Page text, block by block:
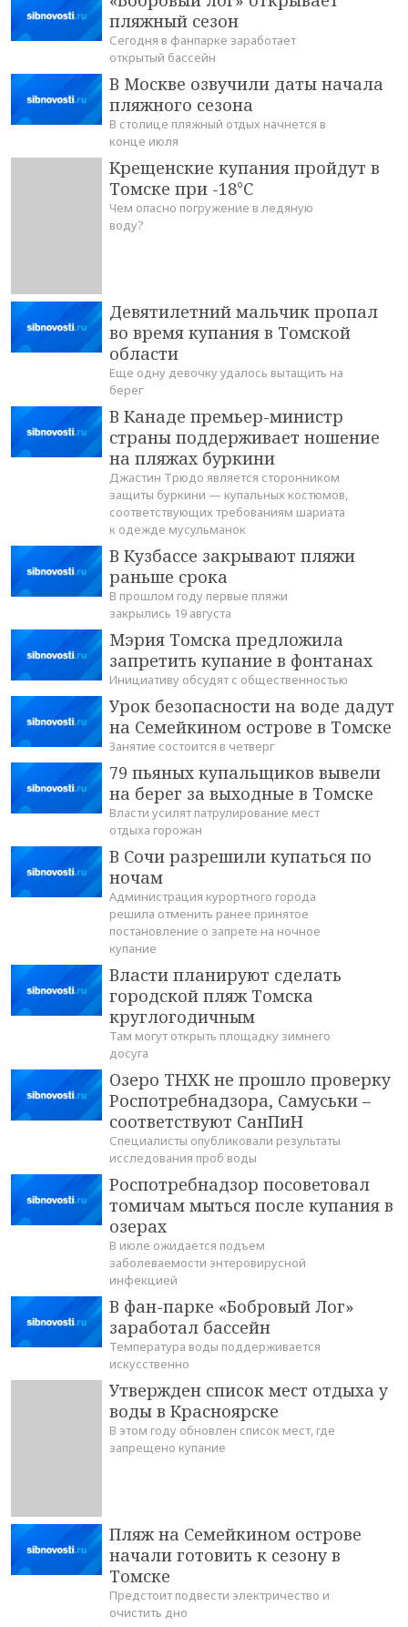
пляжный сезон
Сегодня в фанпарке заработает
открытый бассейн
В Москве озвучили даты начала
пляжного сезона
В столице пляжный отдых начнется в
конце июля
Крещенские купания пройдут в
Томске при -18°С
Чем опасно погружение в ледяную
воду?
Девятилетний мальчик пропал
во время купания в Томской
области
Еще одну девочку удалось вытащить на
берег
В Канаде премьер-министр
страны поддерживает ношение
на пляжах буркини
Джастин Трюдо является сторонником
защиты буркини — купальных костюмов,
соответствующих требованиям шариата
к одежде мусульманок
В Кузбассе закрывают пляжи
раньше срока
В прошлом году первые пляжи
закрылись 19 августа
Мэрия Томска предложила
запретить купание в фонтанах
Инициативу обсудят с общественностью
Урок безопасности на воде дадут
на Семейкином острове в Томске
Занятие состоится в четверг
79 пьяных купальщиков вывели
на берег за выходные в Томске
Власти усилят патрулирование мест
отдыха горожан
В Сочи разрешили купаться по
ночам
Администрация курортного города
решила отменить ранее принятое
постановление о запрете на ночное
купание
Власти планируют сделать
городской пляж Томска
круглогодичным
Там могут открыть площадку зимнего
досуга
Озеро ТНХК не прошло проверку
Роспотребнадзора, Самуськи –
соответствуют СанПиН
Специалисты опубликовали результаты
исследования проб воды
Роспотребнадзор посоветовал
томичам мыться после купания в
озерах
В июле ожидается подъем
заболеваемости энтеровирусной
инфекцией
В фан-парке «Бобровый Лог»
заработал бассейн
Температура воды поддерживается
искусственно
Утвержден список мест отдыха у
воды в Красноярске
В этом году обновлен список мест, где
запрещено купание
Пляж на Семейкином острове
начали готовить к сезону в
Томске
Предстоит подвести электричество и
очистить дно